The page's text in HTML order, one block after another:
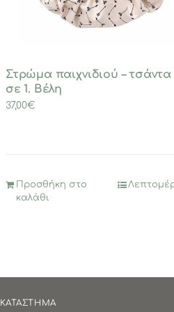
Στρώμα παιχνιδιού – τσάντα
σε 1. Βέλη
37,00€
Προσθήκη στο
καλάθι
ΚΑΤΑΣΤΗΜΑ